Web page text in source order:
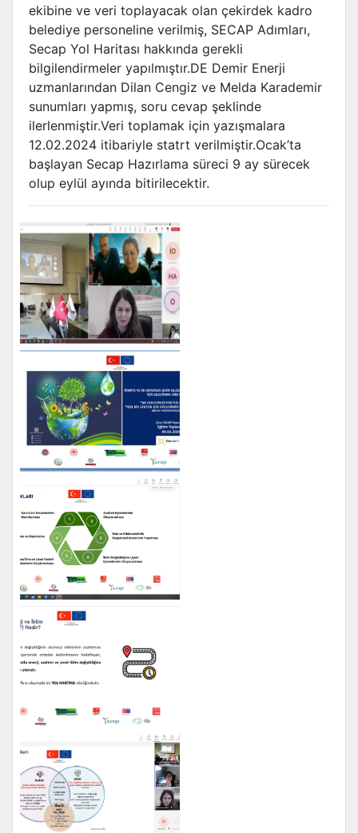
ekibine ve veri toplayacak olan çekirdek kadro
belediye personeline verilmiş, SECAP Adımları,
Secap Yol Haritası hakkında gerekli
bilgilendirmeler yapılmıştır.DE Demir Enerji
uzmanlarından Dilan Cengiz ve Melda Karademir
sunumları yapmış, soru cevap şeklinde
ilerlenmiştir.Veri toplamak için yazışmalara
12.02.2024 itibariyle statrt verilmiştir.Ocak’ta
başlayan Secap Hazırlama süreci 9 ay sürecek
olup eylül ayında bitirilecektir.